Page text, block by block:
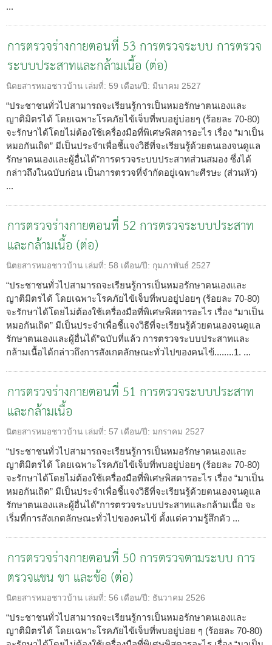
...
การตรวจร่างกายตอนที่ 53 การตรวจระบบ การตรวจ
ระบบประสาทและกล้ามเนื้อ (ต่อ)
นิตยสารหมอชาวบ้าน เล่มที่: 59 เดือน/ปี: มีนาคม 2527
“ประชาชนทั่วไปสามารถจะเรียนรู้การเป็นหมอรักษาตนเองและ
ญาติมิตรได้ โดยเฉพาะโรคภัยไข้เจ็บที่พบอยู่บ่อยๆ (ร้อยละ 70-80)
จะรักษาได้โดยไม่ต้องใช้เครื่องมือที่พิเศษพิสดารอะไร เรื่อง “มาเป็น
หมอกันเถิด” มีเป็นประจำเพื่อชี้แจงวิธีที่จะเรียนรู้ด้วยตนเองจนดูแล
รักษาตนเองและผู้อื่นได้”การตรวจระบบประสาทส่วนสมอง ซึ่งได้
กล่าวถึงในฉบับก่อน เป็นการตรวจที่จำกัดอยู่เฉพาะศีรษะ (ส่วนหัว)
...
การตรวจร่างกายตอนที่ 52 การตรวจระบบประสาท
และกล้ามเนื้อ (ต่อ)
นิตยสารหมอชาวบ้าน เล่มที่: 58 เดือน/ปี: กุมภาพันธ์ 2527
“ประชาชนทั่วไปสามารถจะเรียนรู้การเป็นหมอรักษาตนเองและ
ญาติมิตรได้ โดยเฉพาะโรคภัยไข้เจ็บที่พบอยู่บ่อยๆ (ร้อยละ 70-80)
จะรักษาได้โดยไม่ต้องใช้เครื่องมือที่พิเศษพิสดารอะไร เรื่อง “มาเป็น
หมอกันเถิด” มีเป็นประจำเพื่อชี้แจงวิธีที่จะเรียนรู้ด้วยตนเองจนดูแล
รักษาตนเองและผู้อื่นได้”ฉบับที่แล้ว การตรวจระบบประสาทและ
กล้ามเนื้อได้กล่าวถึงการสังเกตลักษณะทั่วไปของคนไข้........1. ...
การตรวจร่างกายตอนที่ 51 การตรวจระบบประสาท
และกล้ามเนื้อ
นิตยสารหมอชาวบ้าน เล่มที่: 57 เดือน/ปี: มกราคม 2527
“ประชาชนทั่วไปสามารถจะเรียนรู้การเป็นหมอรักษาตนเองและ
ญาติมิตรได้ โดยเฉพาะโรคภัยไข้เจ็บที่พบอยู่บ่อยๆ (ร้อยละ 70-80)
จะรักษาได้โดยไม่ต้องใช้เครื่องมือที่พิเศษพิสดารอะไร เรื่อง “มาเป็น
หมอกันเถิด” มีเป็นประจำเพื่อชี้แจงวิธีที่จะเรียนรู้ด้วยตนเองจนดูแล
รักษาตนเองและผู้อื่นได้”การตรวจระบบประสาทและกล้ามเนื้อ จะ
เริ่มที่การสังเกตลักษณะทั่วไปของคนไข้ ตั้งแต่ความรู้สึกตัว ...
การตรวจร่างกายตอนที่ 50 การตรวจตามระบบ การ
ตรวจแขน ขา และข้อ (ต่อ)
นิตยสารหมอชาวบ้าน เล่มที่: 56 เดือน/ปี: ธันวาคม 2526
“ประชาชนทั่วไปสามารถจะเรียนรู้การเป็นหมอรักษาตนเองและ
ญาติมิตรได้ โดยเฉพาะโรคภัยไข้เจ็บที่พบอยู่บ่อย ๆ (ร้อยละ 70-80)